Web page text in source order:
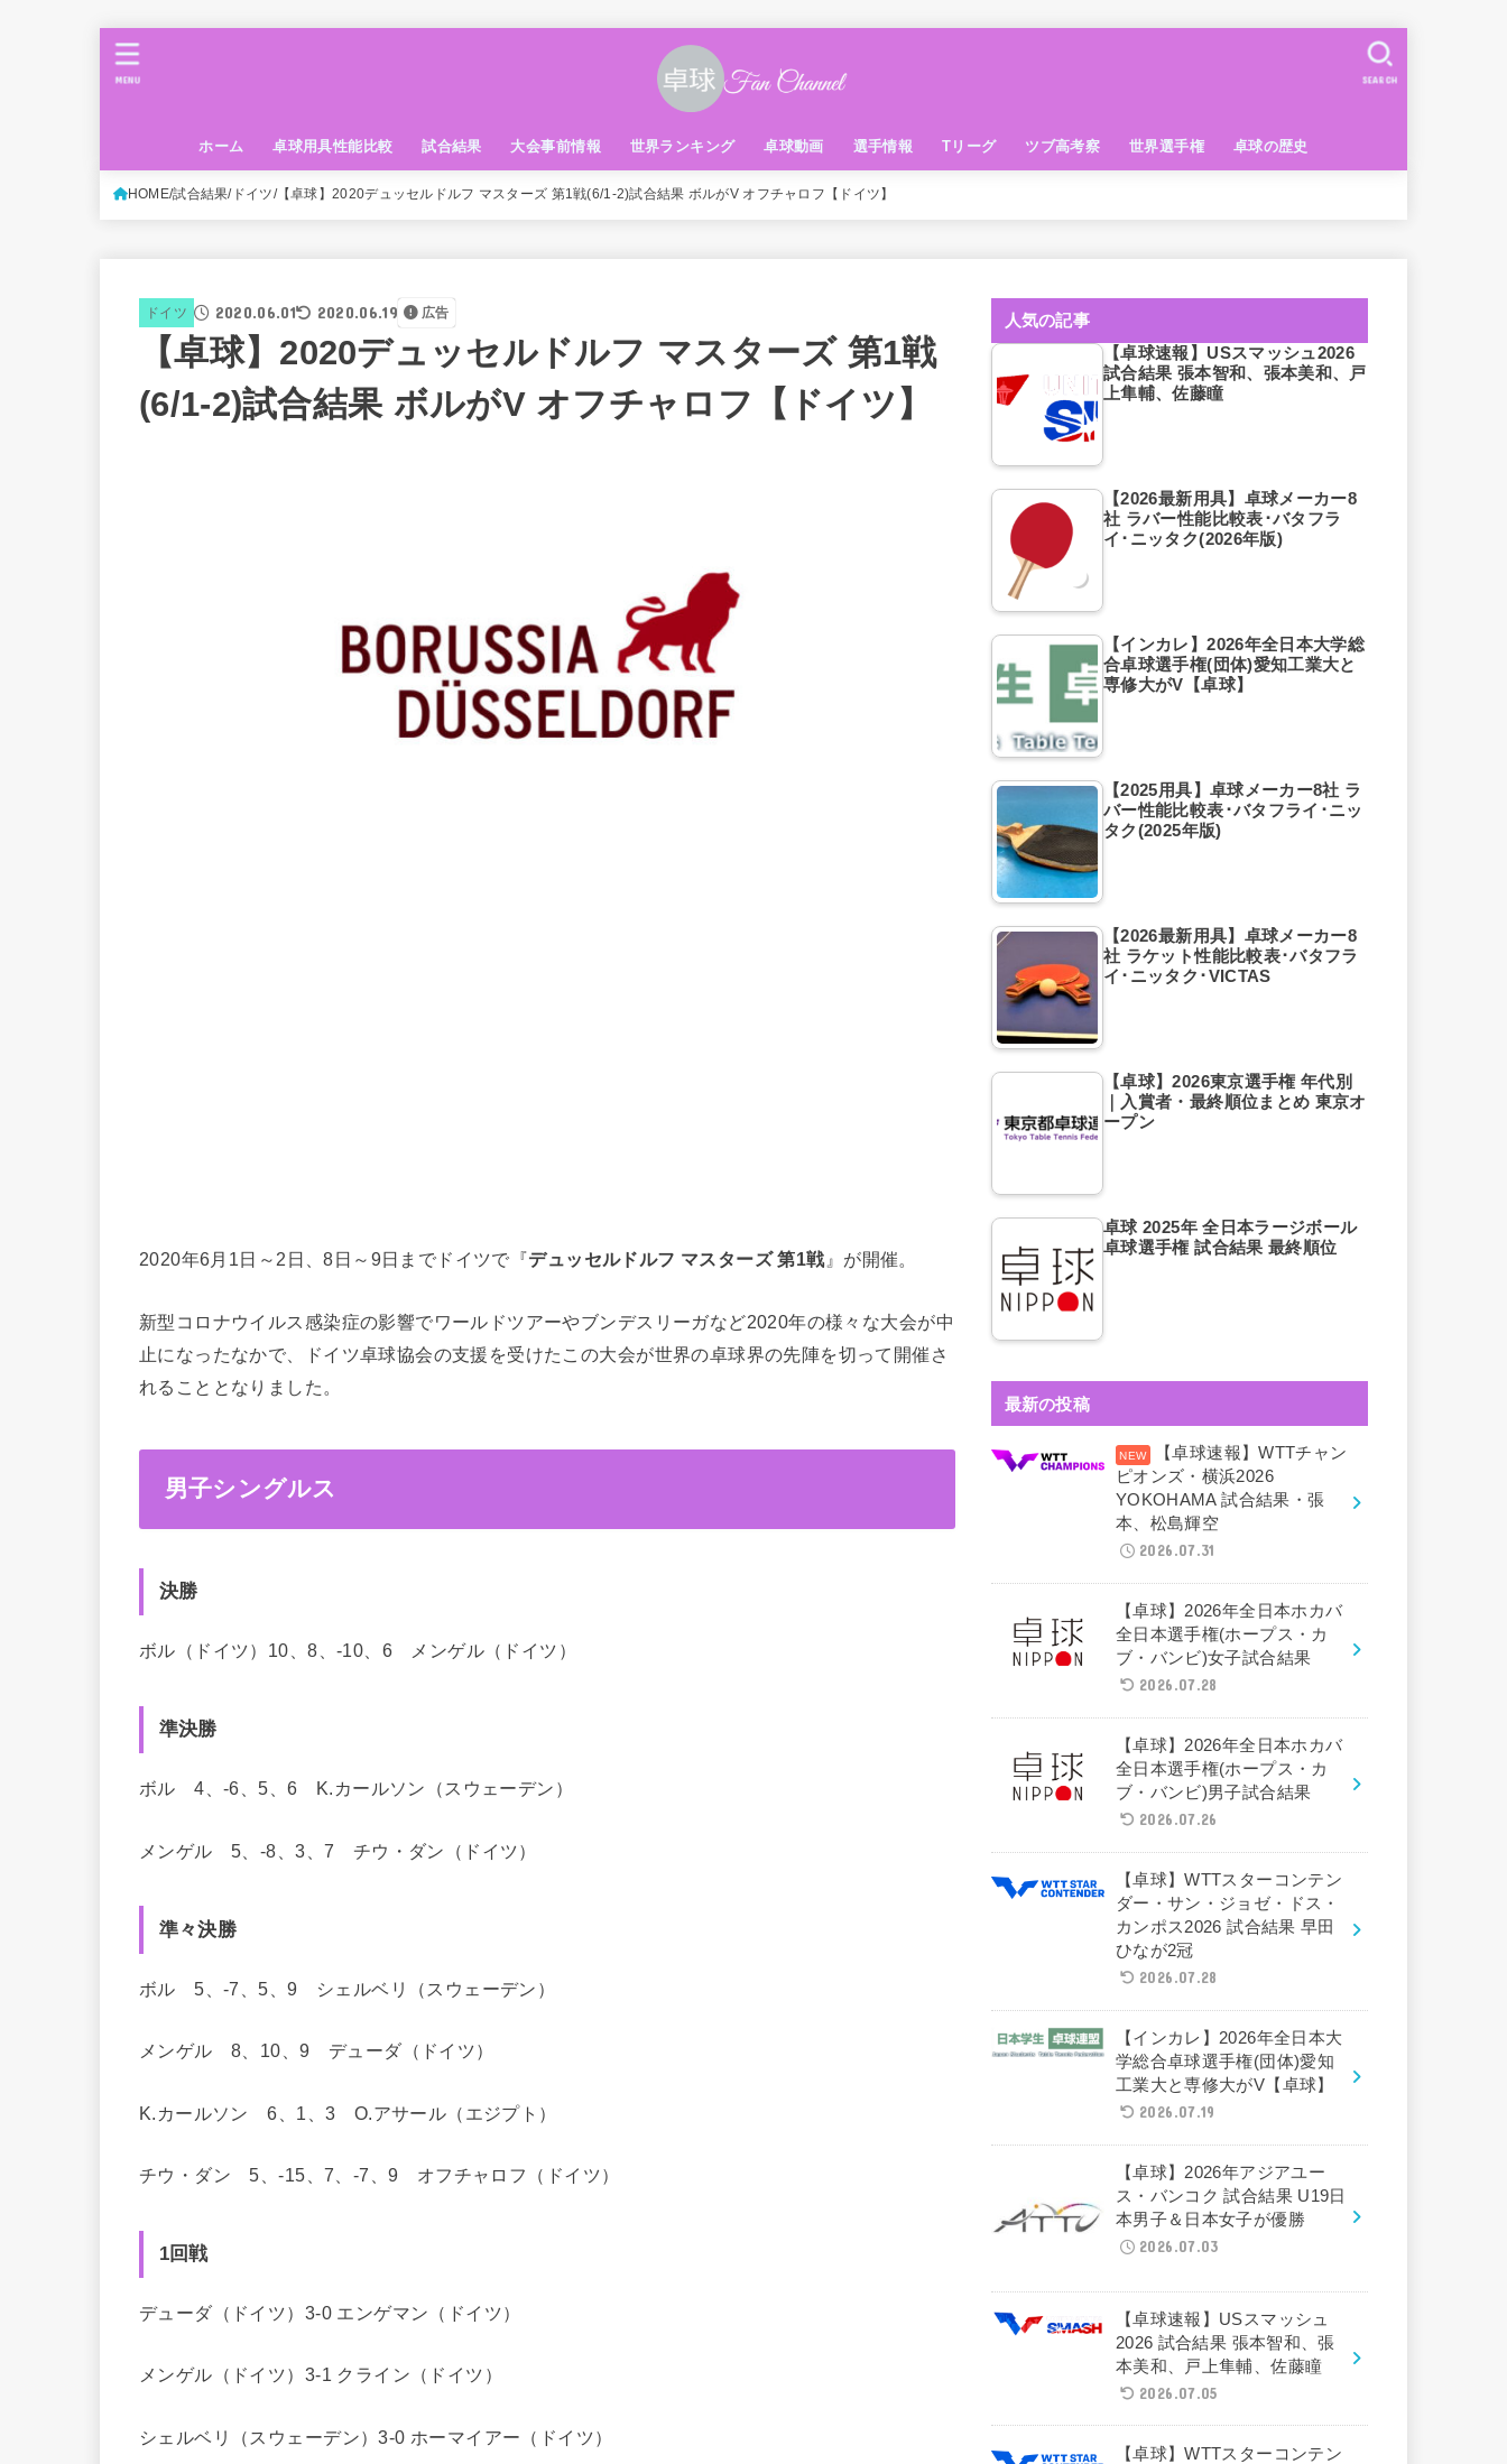
ホーム 卓球用具性能比較 試合結果 大会事前情報 世界ランキング 卓球動画 選手情報 Tリーグ ツブ高考察 世界選手権 卓球の歴史
SEARCH
MENU
HOME 試合結果 ドイツ 【卓球】2020デュッセルドルフ マスターズ 第1戦(6/1-2)試合結果 ボルがV オフチャロフ【ドイツ】
ドイツ 2020.06.01 2020.06.19 広告
【卓球】2020デュッセルドルフ マスターズ 第1戦
(6/1-2)試合結果 ボルがV オフチャロフ【ドイツ】
2020年6月1日～2日、8日～9日までドイツで『デュッセルドルフ マスターズ 第1戦』が開催。
新型コロナウイルス感染症の影響でワールドツアーやブンデスリーガなど2020年の様々な大会が中
止になったなかで、ドイツ卓球協会の支援を受けたこの大会が世界の卓球界の先陣を切って開催さ
れることとなりました。
男子シングルス
決勝
ボル（ドイツ）10、8、-10、6 メンゲル（ドイツ）
準決勝
ボル 4、-6、5、6 K.カールソン（スウェーデン）
メンゲル 5、-8、3、7 チウ・ダン（ドイツ）
準々決勝
ボル 5、-7、5、9 シェルベリ（スウェーデン）
メンゲル 8、10、9 デューダ（ドイツ）
K.カールソン 6、1、3 O.アサール（エジプト）
チウ・ダン 5、-15、7、-7、9 オフチャロフ（ドイツ）
1回戦
デューダ（ドイツ）3-0 エンゲマン（ドイツ）
メンゲル（ドイツ）3-1 クライン（ドイツ）
シェルベリ（スウェーデン）3-0 ホーマイアー（ドイツ）
人気の記事
【卓球速報】USスマッシュ2026
試合結果 張本智和、張本美和、戸
上隼輔、佐藤瞳
【2026最新用具】卓球メーカー8
社 ラバー性能比較表･バタフラ
イ･ニッタク(2026年版)
【インカレ】2026年全日本大学総
合卓球選手権(団体)愛知工業大と
専修大がV【卓球】
【2025用具】卓球メーカー8社 ラ
バー性能比較表･バタフライ･ニッ
タク(2025年版)
【2026最新用具】卓球メーカー8
社 ラケット性能比較表･バタフラ
イ･ニッタク･VICTAS
【卓球】2026東京選手権 年代別
｜入賞者・最終順位まとめ 東京オ
ープン
卓球 2025年 全日本ラージボール
卓球選手権 試合結果 最終順位
最新の投稿
【卓球速報】WTTチャン
ピオンズ・横浜2026
YOKOHAMA 試合結果・張
本、松島輝空
2026.07.31
【卓球】2026年全日本ホカバ
全日本選手権(ホープス・カ
ブ・バンビ)女子試合結果
2026.07.28
【卓球】2026年全日本ホカバ
全日本選手権(ホープス・カ
ブ・バンビ)男子試合結果
2026.07.26
【卓球】WTTスターコンテン
ダー・サン・ジョゼ・ドス・
カンポス2026 試合結果 早田
ひなが2冠
2026.07.28
【インカレ】2026年全日本大
学総合卓球選手権(団体)愛知
工業大と専修大がV【卓球】
2026.07.19
【卓球】2026年アジアユー
ス・バンコク 試合結果 U19日
本男子＆日本女子が優勝
2026.07.03
【卓球速報】USスマッシュ
2026 試合結果 張本智和、張
本美和、戸上隼輔、佐藤瞳
2026.07.05
【卓球】WTTスターコンテン